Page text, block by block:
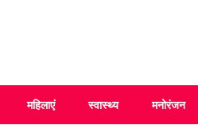
महिलाएं स्वास्थ्य मनोरंजन